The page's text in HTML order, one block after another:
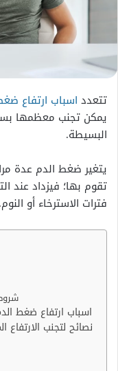
تتعدد اسباب ارتفاع
يمكن تجنب معظمها
البسيطة.
يتغير ضغط الدم عدة
تقوم بها؛ فيزداد عند
فترات الاسترخاء أو النوم.
اسباب ارتفاع ضغط
نصائح لتجنب